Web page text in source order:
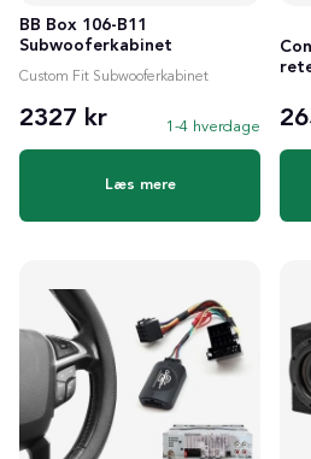
BB Box 106-B11
Subwooferkabinet
Custom Fit Subwooferkabinet
2327 kr 1-4 hverdage
Læs mere